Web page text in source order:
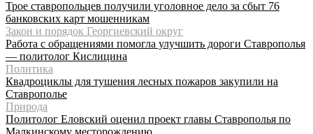
Трое ставропольцев получили уголовное дело за сбыт 76
банковских карт мошенникам
Закон и порядок Георгиевский округ
Работа с обращениями помогла улучшить дороги Ставрополья
— политолог Кислицина
Политика
Квадроциклы для тушения лесных пожаров закупили на
Ставрополье
Природа
Политолог Еловский оценил проект главы Ставрополья по
Малкинскому месторождению